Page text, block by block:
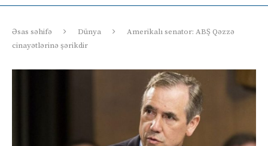
Əsas səhifə Dünya
Amerikalı senator: ABŞ Qəzzə
cinayətlərinə şərikdir